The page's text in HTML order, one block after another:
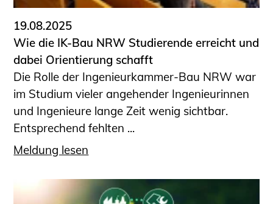
Presse
Kontakt und Anfahrt
Impressum
Datenschutz
Ingenieurakademie West
19.08.2025
Wie die IK-Bau NRW Studierende erreicht und
dabei Orientierung schafft
Die Rolle der Ingenieurkammer-Bau NRW war
im Studium vieler angehender Ingenieurinnen
und Ingenieure lange Zeit wenig sichtbar.
Entsprechend fehlten ...
Meldung lesen